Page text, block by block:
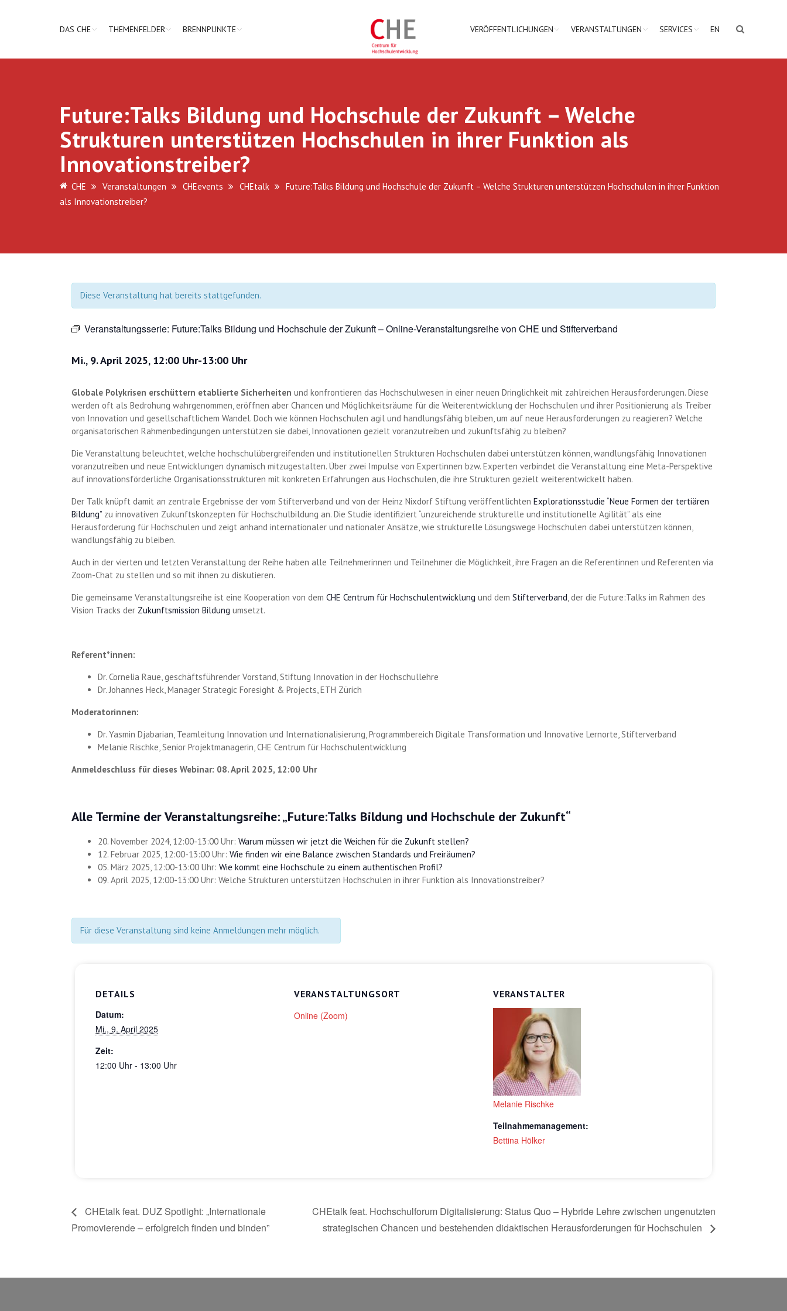
DAS CHE THEMENFELDER BRENNPUNKTE VERÖFFENTLICHUNGEN VERANSTALTUNGEN SERVICES EN
Future:Talks Bildung und Hochschule der Zukunft – Welche
Strukturen unterstützen Hochschulen in ihrer Funktion als
Innovationstreiber?
CHE Veranstaltungen CHEevents CHEtalk
Future:Talks Bildung und Hochschule der Zukunft – Welche Strukturen unterstützen Hochschulen in ihrer Funktion
als Innovationstreiber?
Diese Veranstaltung hat bereits stattgefunden.
Veranstaltungsserie: Future:Talks Bildung und Hochschule der Zukunft – Online-Veranstaltungsreihe von CHE und Stifterverband
Mi., 9. April 2025, 12:00 Uhr-13:00 Uhr
Globale Polykrisen erschüttern etablierte Sicherheiten und konfrontieren das Hochschulwesen in einer neuen Dringlichkeit mit zahlreichen Herausforderungen. Diese
werden oft als Bedrohung wahrgenommen, eröffnen aber Chancen und Möglichkeitsräume für die Weiterentwicklung der Hochschulen und ihrer Positionierung als Treiber
von Innovation und gesellschaftlichem Wandel. Doch wie können Hochschulen agil und handlungsfähig bleiben, um auf neue Herausforderungen zu reagieren? Welche
organisatorischen Rahmenbedingungen unterstützen sie dabei, Innovationen gezielt voranzutreiben und zukunftsfähig zu bleiben?
Die Veranstaltung beleuchtet, welche hochschulübergreifenden und institutionellen Strukturen Hochschulen dabei unterstützen können, wandlungsfähig Innovationen
voranzutreiben und neue Entwicklungen dynamisch mitzugestalten. Über zwei Impulse von Expertinnen bzw. Experten verbindet die Veranstaltung eine Meta-Perspektive
auf innovationsförderliche Organisationsstrukturen mit konkreten Erfahrungen aus Hochschulen, die ihre Strukturen gezielt weiterentwickelt haben.
Der Talk knüpft damit an zentrale Ergebnisse der vom Stifterverband und von der Heinz Nixdorf Stiftung veröffentlichten Explorationsstudie “Neue Formen der tertiären
Bildung” zu innovativen Zukunftskonzepten für Hochschulbildung an. Die Studie identifiziert “unzureichende strukturelle und institutionelle Agilität” als eine
Herausforderung für Hochschulen und zeigt anhand internationaler und nationaler Ansätze, wie strukturelle Lösungswege Hochschulen dabei unterstützen können,
wandlungsfähig zu bleiben.
Auch in der vierten und letzten Veranstaltung der Reihe haben alle Teilnehmerinnen und Teilnehmer die Möglichkeit, ihre Fragen an die Referentinnen und Referenten via
Zoom-Chat zu stellen und so mit ihnen zu diskutieren.
Die gemeinsame Veranstaltungsreihe ist eine Kooperation von dem CHE Centrum für Hochschulentwicklung und dem Stifterverband, der die Future:Talks im Rahmen des
Vision Tracks der Zukunftsmission Bildung umsetzt.
Referent*innen:
Dr. Cornelia Raue, geschäftsführender Vorstand, Stiftung Innovation in der Hochschullehre
Dr. Johannes Heck, Manager Strategic Foresight & Projects, ETH Zürich
Moderatorinnen:
Dr. Yasmin Djabarian, Teamleitung Innovation und Internationalisierung, Programmbereich Digitale Transformation und Innovative Lernorte, Stifterverband
Melanie Rischke, Senior Projektmanagerin, CHE Centrum für Hochschulentwicklung
Anmeldeschluss für dieses Webinar: 08. April 2025, 12:00 Uhr
Alle Termine der Veranstaltungsreihe: „Future:Talks Bildung und Hochschule der Zukunft“
20. November 2024, 12:00-13:00 Uhr: Warum müssen wir jetzt die Weichen für die Zukunft stellen?
12. Februar 2025, 12:00-13:00 Uhr: Wie finden wir eine Balance zwischen Standards und Freiräumen?
05. März 2025, 12:00-13:00 Uhr: Wie kommt eine Hochschule zu einem authentischen Profil?
09. April 2025, 12:00-13:00 Uhr: Welche Strukturen unterstützen Hochschulen in ihrer Funktion als Innovationstreiber?
Für diese Veranstaltung sind keine Anmeldungen mehr möglich.
DETAILS
Datum:
Mi., 9. April 2025
Zeit:
12:00 Uhr - 13:00 Uhr
VERANSTALTUNGSORT
Online (Zoom)
VERANSTALTER
Melanie Rischke
Teilnahmemanagement:
Bettina Hölker
CHEtalk feat. DUZ Spotlight: „Internationale
Promovierende – erfolgreich finden und binden”
CHEtalk feat. Hochschulforum Digitalisierung: Status Quo – Hybride Lehre zwischen ungenutzten
strategischen Chancen und bestehenden didaktischen Herausforderungen für Hochschulen